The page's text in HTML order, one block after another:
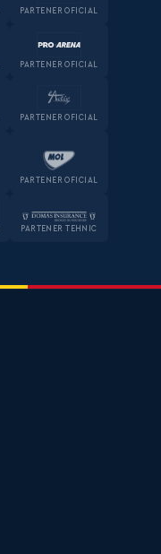
PARTENER OFICIAL
PARTENER OFICIAL
PARTENER OFICIAL
PARTENER OFICIAL
PARTENER TEHNIC